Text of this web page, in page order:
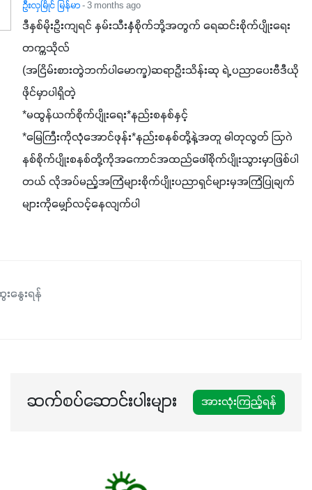
ဦးလှမြိုင် မြန်မာ- 3 months ago
ဒီနှစ်မိုးဦးကျရင် နှမ်းသီးနှံစိုက်ဘို့အတွက် ရေဆင်းစိုက်ပျိုးရေး
တက္ကသိုလ်
(အငြိမ်းစားတွဲဘက်ပါမောက္ခ)ဆရာဦးသိန်းဆု ရဲ့ ပညာပေးဗီဒီယို
ဖိုင်မှာပါရှိတဲ့
*မထွန်ယက်စိုက်ပျိုးရေး*နည်းစနစ်နှင့်
*မြေကြီးကိုလုံအောင်ဖုန်း*နည်းစနစ်တို့နဲ့အတူ ဓါတုလွတ် ဩဂဲ
နစ်စိုက်ပျိုးစနစ်တို့ကိုအကောင်အထည်ဖေါ်စိုက်ပျိုးသွားမှာဖြစ်ပါ
တယ် လိုအပ်မည့်အကြံများစိုက်ပျိုးပညာရှင်များမှအကြံပြုချက်
များကိုမျှော်လင့်နေလျက်ပါ
နွေးရန်
ဆက်စပ်ဆောင်းပါးများ အားလုံးကြည့်ရန်